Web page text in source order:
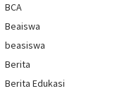
BCA
Beaiswa
beasiswa
Berita
Berita Edukasi